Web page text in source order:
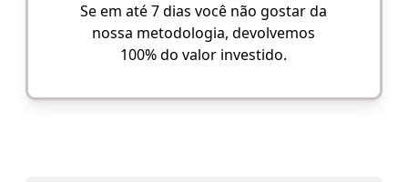
Se em até 7 dias você não gostar da
nossa metodologia, devolvemos
100% do valor investido.